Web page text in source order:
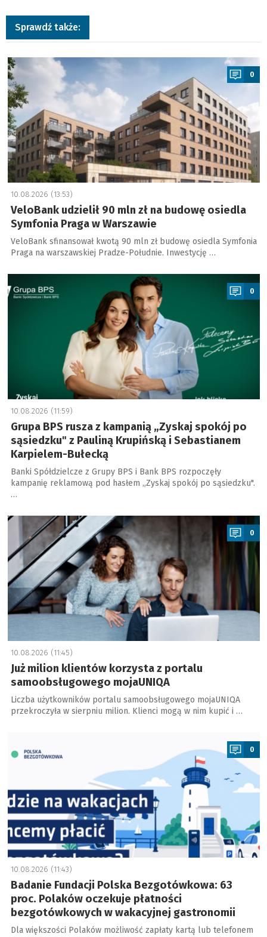
Sprawdź także:
a
0
10.08.2026 (13:53)
VeloBank udzielił 90 mln zł na budowę osiedla
Symfonia Praga w Warszawie
VeloBank sfinansował kwotą 90 mln zł budowę osiedla Symfonia
Praga na warszawskiej Pradze-Południe. Inwestycję …
a
0
10.08.2026 (11:59)
Grupa BPS rusza z kampanią „Zyskaj spokój po
sąsiedzku" z Pauliną Krupińską i Sebastianem
Karpielem-Bułecką
Banki Spółdzielcze z Grupy BPS i Bank BPS rozpoczęły
kampanię reklamową pod hasłem „Zyskaj spokój po sąsiedzku".
…
a
0
10.08.2026 (11:45)
Już milion klientów korzysta z portalu
samoobsługowego mojaUNIQA
Liczba użytkowników portalu samoobsługowego mojaUNIQA
przekroczyła w sierpniu milion. Klienci mogą w nim kupić i …
0
10.08.2026 (11:43)
Badanie Fundacji Polska Bezgotówkowa: 63
proc. Polaków oczekuje płatności
bezgotówkowych w wakacyjnej gastronomii
Dla większości Polaków możliwość zapłaty kartą lub telefonem